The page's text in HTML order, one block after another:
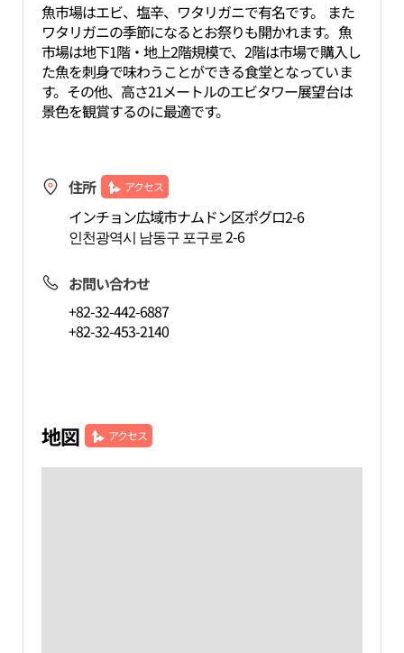
魚市場はエビ、塩辛、ワタリガニで有名です。 また
ワタリガニの季節になるとお祭りも開かれます。魚
市場は地下1階・地上2階規模で、2階は市場で購入し
た魚を刺身で味わうことができる食堂となっていま
す。その他、高さ21メートルのエビタワー展望台は
景色を観賞するのに最適です。
住所 アクセス
インチョン広域市ナムドン区ポグロ2-6
인천광역시 남동구 포구로 2-6
お問い合わせ
+82-32-442-6887
+82-32-453-2140
地図 アクセス